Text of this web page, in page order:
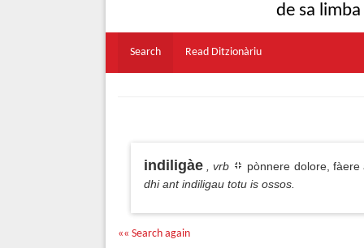
de sa
Search Read Ditzionàriu
indiligàe , vrb
pònnere dolore,
dhi ant indiligau totu is ossos.
«« Search again